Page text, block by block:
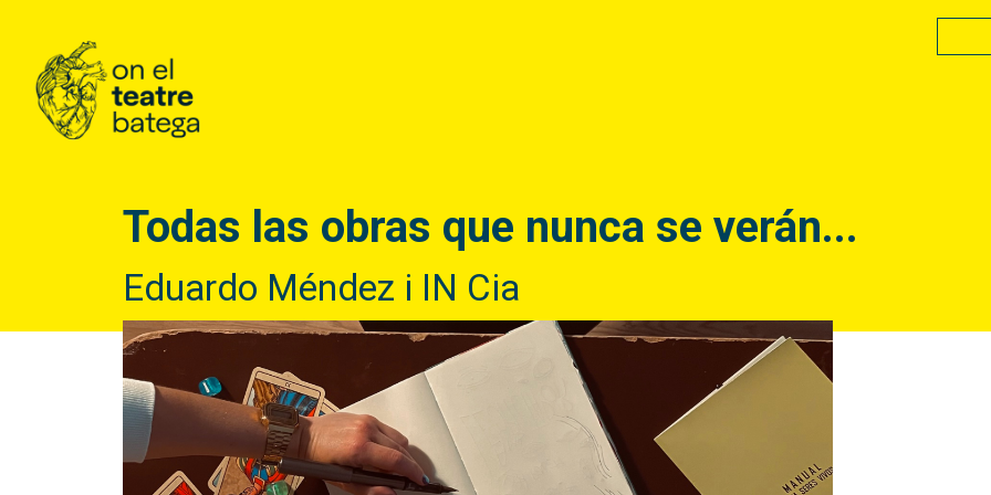
Todas las obras que nunca se verán...
Eduardo Méndez i IN Cia